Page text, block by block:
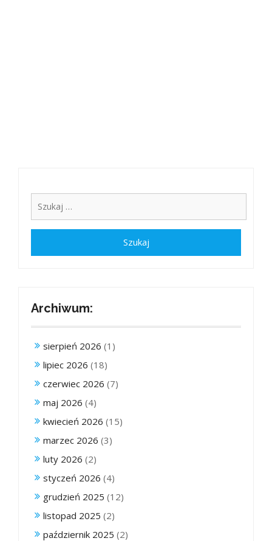
Archiwum:
sierpień 2026 (1)
lipiec 2026 (18)
czerwiec 2026 (7)
maj 2026 (4)
kwiecień 2026 (15)
marzec 2026 (3)
luty 2026 (2)
styczeń 2026 (4)
grudzień 2025 (12)
listopad 2025 (2)
październik 2025 (2)